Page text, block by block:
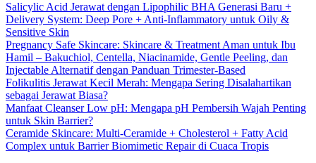
Salicylic Acid Jerawat dengan Lipophilic BHA Generasi Baru +
Delivery System: Deep Pore + Anti-Inflammatory untuk Oily &
Sensitive Skin
Pregnancy Safe Skincare: Skincare & Treatment Aman untuk Ibu
Hamil – Bakuchiol, Centella, Niacinamide, Gentle Peeling, dan
Injectable Alternatif dengan Panduan Trimester-Based
Folikulitis Jerawat Kecil Merah: Mengapa Sering Disalahartikan
sebagai Jerawat Biasa?
Manfaat Cleanser Low pH: Mengapa pH Pembersih Wajah Penting
untuk Skin Barrier?
Ceramide Skincare: Multi-Ceramide + Cholesterol + Fatty Acid
Complex untuk Barrier Biomimetic Repair di Cuaca Tropis